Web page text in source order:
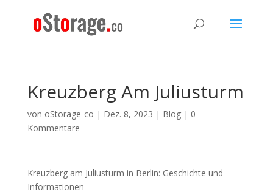
Kreuzberg Am Juliusturm
von oStorage-co | Dez. 8, 2023 | Blog| 0
Kommentare
Kreuzberg am Juliusturm in Berlin: Geschichte und
Informationen